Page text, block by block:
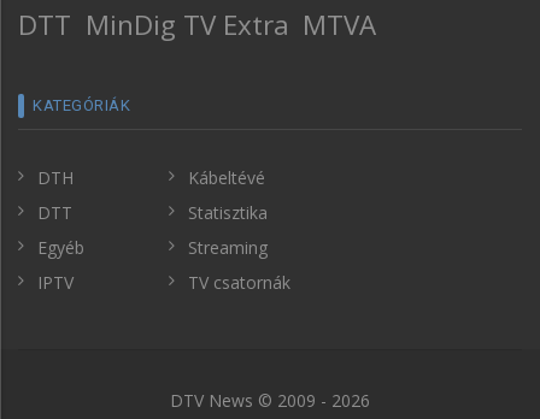
DTT MinDig TV Extra MTVA
KATEGÓRIÁK
DTH
DTT
Egyéb
IPTV
Kábeltévé
Statisztika
Streaming
TV csatornák
DTV News © 2009 - 2026